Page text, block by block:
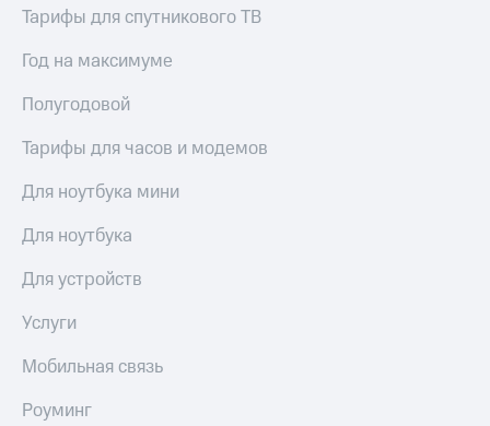
Тарифы для спутникового ТВ
Год на максимуме
Полугодовой
Тарифы для часов и модемов
Для ноутбука мини
Для ноутбука
Для устройств
Услуги
Мобильная связь
Роуминг